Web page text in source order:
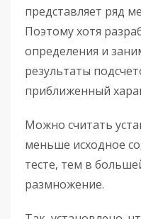
представляет ряд
Поэтому хотя
определения и
результаты
приближенный
Можно считать
меньше исходное
тесте, тем в
размножение.